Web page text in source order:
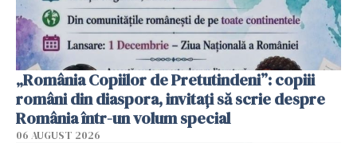
„România Copiilor de Pretutindeni”: copiii
români din diaspora, invitați să scrie despre
România într-un volum special
06 AUGUST 2026